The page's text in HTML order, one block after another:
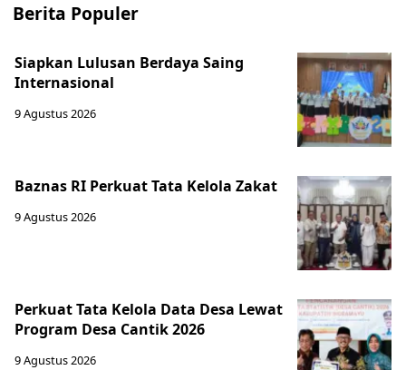
Berita Populer
Siapkan Lulusan Berdaya Saing
Internasional
9 Agustus 2026
Baznas RI Perkuat Tata Kelola Zakat
9 Agustus 2026
Perkuat Tata Kelola Data Desa Lewat
Program Desa Cantik 2026
9 Agustus 2026